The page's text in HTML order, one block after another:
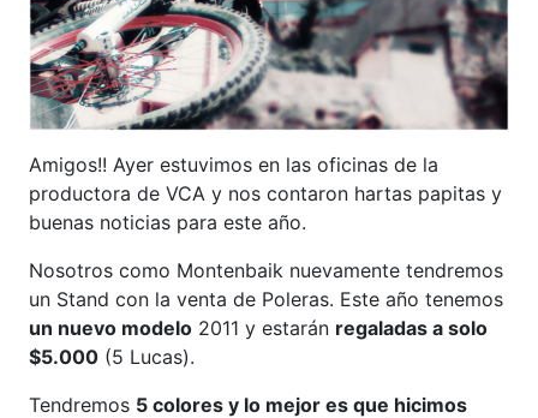
Amigos!! Ayer estuvimos en las oficinas de la
productora de VCA y nos contaron hartas papitas y
buenas noticias para este año.
Nosotros como Montenbaik nuevamente tendremos
un Stand con la venta de Poleras. Este año tenemos
un nuevo modelo 2011 y estarán regaladas a solo
$5.000 (5 Lucas).
Tendremos 5 colores y lo mejor es que hicimos